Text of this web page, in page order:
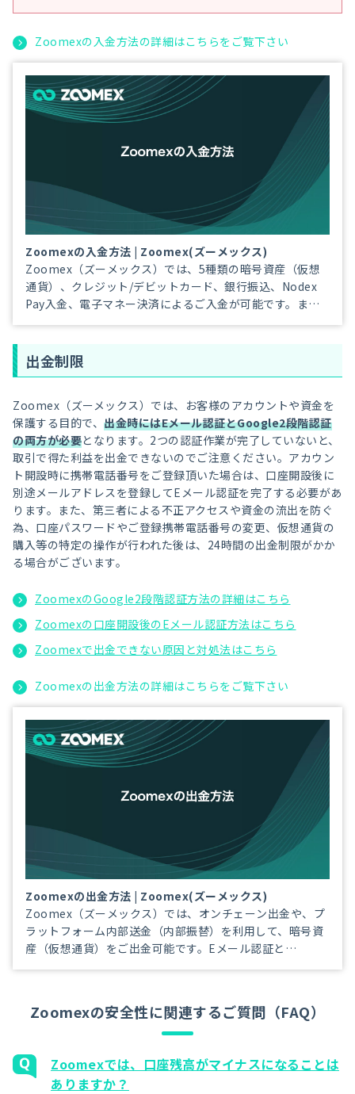
Zoomexの入金方法の詳細はこちらをご覧下さい
Zoomexの入金方法 | Zoomex(ズーメックス)
Zoomex（ズーメックス）では、5種類の暗号資産（仮想
通貨）、クレジット/デビットカード、銀行振込、Nodex
Pay入金、電子マネー決済によるご入金が可能です。ま
た、日本円（JPY）をご利用頂くことも可能なため、初め
意頂けます。
出金制限
Zoomex（ズーメックス）では、お客様のアカウントや資金を
保護する目的で、 出金時にはEメール認証とGoogle2段階認証
の両方が必要となります。2つの認証作業が完了していないと、
取引で得た利益を出金できないのでご注意ください。アカウン
ト開設時に携帯電話番号をご登録頂いた場合は、口座開設後に
別途メールアドレスを登録してEメール認証を完了する必要があ
ります。また、第三者による不正アクセスや資金の流出を防ぐ
為、口座パスワードやご登録携帯電話番号の変更、仮想通貨の
購入等の特定の操作が行われた後は、24時間の出金制限がかか
る場合がございます。
ZoomexのGoogle2段階認証方法の詳細はこちら
Zoomexの口座開設後のEメール認証方法はこちら
Zoomexで出金できない原因と対処法はこちら
Zoomexの出金方法の詳細はこちらをご覧下さい
Zoomexの出金方法 | Zoomex(ズーメックス)
Zoomex（ズーメックス）では、オンチェーン出金や、プ
ラットフォーム内部送金（内部振替）を利用して、暗号資
産（仮想通貨）をご出金可能です。Eメール認証と
Google2段階認証を完了すれば、本人確認未完了でもご利
Zoomexの安全性に関連するご質問（FAQ）
Zoomexでは、口座残高がマイナスになることは
ありますか？